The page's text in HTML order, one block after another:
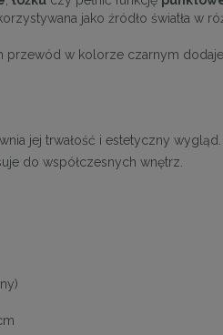
jako źródło światła w
przewód w kolorze czarnym
jej trwałość i estetyczny
do współczesnych wnętrz.